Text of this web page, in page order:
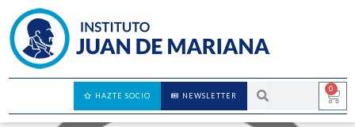
0
NEWSLETTER
HAZTE SOCIO